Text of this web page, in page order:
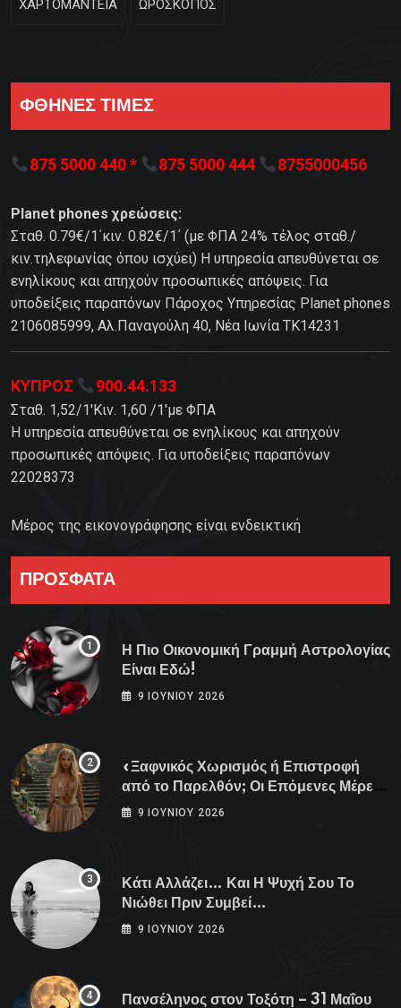
ΧΑΡΤΟΜΑΝΤΕΙΑ ΩΡΟΣΚΟΠΟΣ
ΦΘΗΝΕΣ ΤΙΜΕΣ
875 5000 440 * 875 5000 444 8755000456
Planet phones χρεώσεις:
Σταθ. 0.79€/1΄κιν. 0.82€/1΄ (με ΦΠΑ 24% τέλος σταθ./
κιν.τηλεφωνίας όπου ισχύει) Η υπηρεσία απευθύνεται σε
ενηλίκους και απηχούν προσωπικές απόψεις. Για
υποδείξεις παραπόνων Πάροχος Υπηρεσίας Planet phones
2106085999, Αλ.Παναγούλη 40, Νέα Ιωνία TK14231
ΚΥΠΡΟΣ 900.44.133
Σταθ. 1,52/1'Κιν. 1,60 /1'με ΦΠΑ
Η υπηρεσία απευθύνεται σε ενηλίκους και απηχούν
προσωπικές απόψεις. Για υποδείξεις παραπόνων
22028373
Μέρος της εικονογράφησης είναι ενδεικτική
ΠΡΟΣΦΑΤΑ
Η Πιο Οικονομική Γραμμή Αστρολογίας
Είναι Εδώ!
9 ΙΟΥΝΊΟΥ 2026
«Ξαφνικός Χωρισμός ή Επιστροφή
από το Παρελθόν; Οι Επόμενες Μέρες
Κρύβουν ΣΟΚ για αυτά τα Ζώδια»
9 ΙΟΥΝΊΟΥ 2026
Κάτι Αλλάζει… Και Η Ψυχή Σου Το
Νιώθει Πριν Συμβεί…
9 ΙΟΥΝΊΟΥ 2026
Πανσέληνος στον Τοξότη – 31 Μαΐου